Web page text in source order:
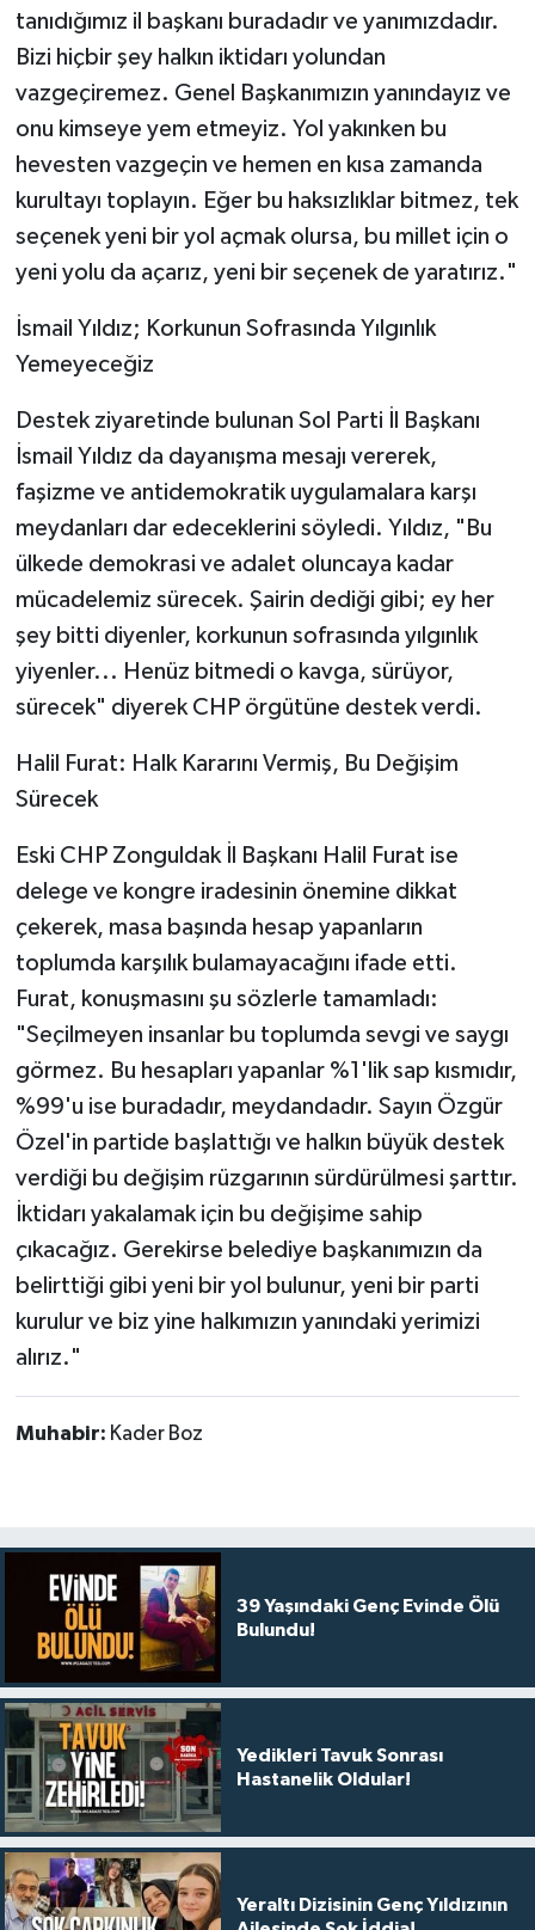
tanıdığımız il başkanı buradadır ve yanımızdadır.
Bizi hiçbir şey halkın iktidarı yolundan
vazgeçiremez. Genel Başkanımızın yanındayız ve
onu kimseye yem etmeyiz. Yol yakınken bu
hevesten vazgeçin ve hemen en kısa zamanda
kurultayı toplayın. Eğer bu haksızlıklar bitmez, tek
seçenek yeni bir yol açmak olursa, bu millet için o
yeni yolu da açarız, yeni bir seçenek de yaratırız."
İsmail Yıldız; ​Korkunun Sofrasında Yılgınlık
Yemeyeceğiz
​Destek ziyaretinde bulunan Sol Parti İl Başkanı
İsmail Yıldız da dayanışma mesajı vererek,
faşizme ve antidemokratik uygulamalara karşı
meydanları dar edeceklerini söyledi. Yıldız, "Bu
ülkede demokrasi ve adalet oluncaya kadar
mücadelemiz sürecek. Şairin dediği gibi; ey her
şey bitti diyenler, korkunun sofrasında yılgınlık
yiyenler... Henüz bitmedi o kavga, sürüyor,
sürecek" diyerek CHP örgütüne destek verdi.
​Halil Furat: Halk Kararını Vermiş, Bu Değişim
Sürecek
​Eski CHP Zonguldak İl Başkanı Halil Furat ise
delege ve kongre iradesinin önemine dikkat
çekerek, masa başında hesap yapanların
toplumda karşılık bulamayacağını ifade etti.
Furat, konuşmasını şu sözlerle tamamladı:
​"Seçilmeyen insanlar bu toplumda sevgi ve saygı
görmez. Bu hesapları yapanlar %1'lik sap kısmıdır,
%99'u ise buradadır, meydandadır. Sayın Özgür
Özel'in partide başlattığı ve halkın büyük destek
verdiği bu değişim rüzgarının sürdürülmesi şarttır.
İktidarı yakalamak için bu değişime sahip
çıkacağız. Gerekirse belediye başkanımızın da
belirttiği gibi yeni bir yol bulunur, yeni bir parti
kurulur ve biz yine halkımızın yanındaki yerimizi
alırız."
Muhabir: Kader Boz
39 Yaşındaki Genç Evinde Ölü
Bulundu!
Yedikleri Tavuk Sonrası
Hastanelik Oldular!
Yeraltı Dizisinin Genç Yıldızının